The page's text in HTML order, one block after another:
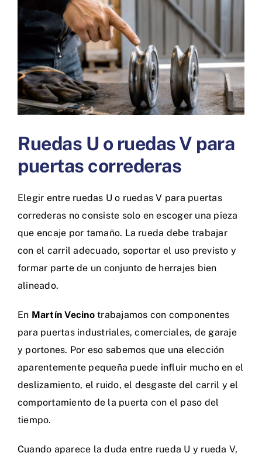
más
grande
Ruedas U o ruedas V para
puertas correderas
Elegir entre ruedas U o ruedas V para puertas
correderas no consiste solo en escoger una pieza
que encaje por tamaño. La rueda debe trabajar
con el carril adecuado, soportar el uso previsto y
formar parte de un conjunto de herrajes bien
alineado.
En Martín Vecinotrabajamos con componentes
para puertas industriales, comerciales, de garaje
y portones. Por eso sabemos que una elección
aparentemente pequeña puede influir mucho en el
deslizamiento, el ruido, el desgaste del carril y el
comportamiento de la puerta con el paso del
tiempo.
Cuando aparece la duda entre rueda U y rueda V,